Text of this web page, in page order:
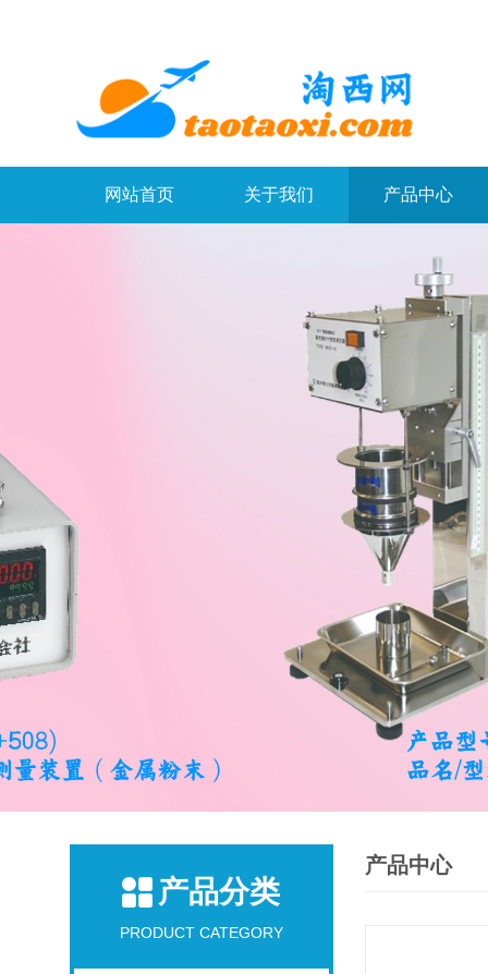
网站首页 关于我们 产品中心
产品分类
PRODUCT CATEGORY
产品中心